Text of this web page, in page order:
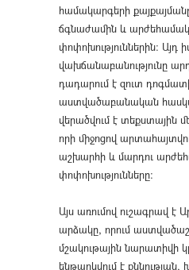
համակարգերի
ճգնաժամին և
փոփոխություններին։ Այդ
վախճանաբանությունը
դադարում է զուտ
աստվածաբանական
վերածվում է տեքստային
որի միջոցով
աշխարհի և մարդու
փոփոխությունները։
Այս առումով ուշագրավ է
արձակը, որում
մշակութային նարատիվի
ենթարկվում է քննության,